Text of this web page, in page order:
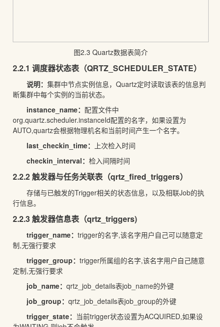
图2.3 Quartz数据表简介
2.2.1 调度器状态表（QRTZ_SCHEDULER_STATE）
说明：集群中节点实例信息，Quartz定时读取该表的信息判
断集群中每个实例的当前状态。
instance_name：配置文件中
org.quartz.scheduler.instanceId配置的名字，如果设置为
AUTO,quartz会根据物理机名和当前时间产生一个名字。
last_checkin_time：
上次检入时间
checkin_interval：检入间隔时间
2.2.2 触发器与任务关联表（qrtz_fired_triggers）
存储与已触发的Trigger相关的状态信息，以及相联Job的执
行信息。
2.2.3 触发器信息表（qrtz_triggers)
trigger_name：trigger的名字,该名字用户自己可以随意定
制,无强行要求
trigger_group：trigger所属组的名字,该名字用户自己随意
定制,无强行要求
job_name：qrtz_job_details表job_name的外键
job_group：qrtz_job_details表job_group的外键
trigger_state： 当前trigger状态设置为ACQUIRED,如果设